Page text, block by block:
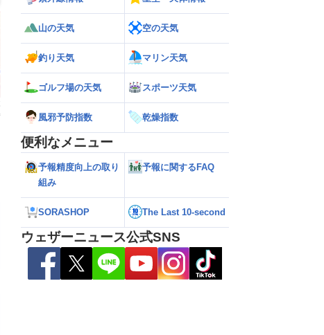
】台風13号による熊本
（7日9時更新）
【雨情報】西〜東日本太平洋側は台風の
影響で強雨 九州では大雨のおそれ
山の天気 空の天気
釣り天気 マリン天気
ゴルフ場の天気 スポーツ天気
風邪予防指数 乾燥指数
便利なメニュー
予報精度向上の取り
組み
予報に関するFAQ
SORASHOP The Last 10-second
ウェザーニュース公式SNS